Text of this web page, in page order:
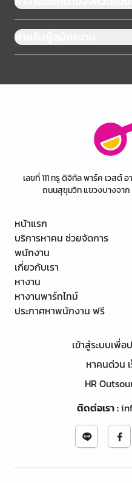
สำหรับผู้สมัครงาน
เลขที่ 111 ทรู ดิจิทัล พาร์ค เวสต์
ถนนสุขุมวิท แขวงบางจาก
หน้าแรก
บริการหาคน ช่วยจัดการ
พนักงาน
เกี่ยวกับเรา
หางาน
หางานพาร์ทไทม์
ประกาศหาพนักงาน ฟรี
เข้าสู่ระบบเพื่
หาคนด่วน
HR
ติดต่อเรา: